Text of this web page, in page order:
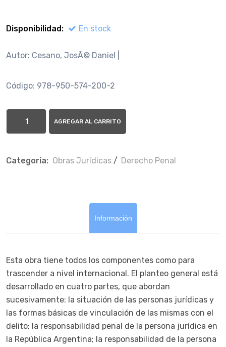
Disponibilidad: En stock
Autor: Cesano, JosÃ© Daniel |
Código: 978-950-574-200-2
AGREGAR AL CARRITO
Categoria: Obras Jurí­dicas / Derecho Penal
Información
Esta obra tiene todos los componentes como para
trascender a nivel internacional. El planteo general está
desarrollado en cuatro partes, que abordan
sucesivamente: la situación de las personas jurídicas y
las formas básicas de vinculación de las mismas con el
delito; la responsabilidad penal de la persona jurídica en
la República Argentina; la responsabilidad de la persona